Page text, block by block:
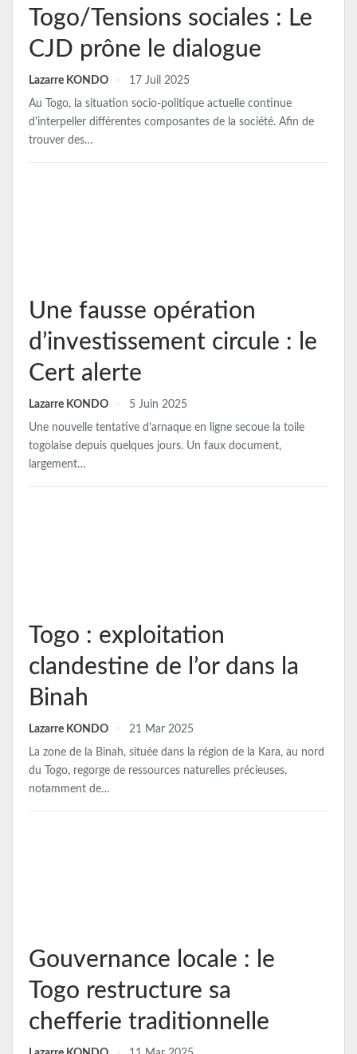
Togo/Tensions sociales : Le
CJD prône le dialogue
Lazarre KONDO 17 Juil 2025
Au Togo, la situation socio-politique actuelle continue
d'interpeller différentes composantes de la société. Afin de
trouver des…
Une fausse opération
d’investissement circule : le
Cert alerte
Lazarre KONDO 5 Juin 2025
Une nouvelle tentative d’arnaque en ligne secoue la toile
togolaise depuis quelques jours. Un faux document,
largement…
Togo : exploitation
clandestine de l’or dans la
Binah
Lazarre KONDO 21 Mar 2025
La zone de la Binah, située dans la région de la Kara, au nord
du Togo, regorge de ressources naturelles précieuses,
notamment de…
Gouvernance locale : le
Togo restructure sa
chefferie traditionnelle